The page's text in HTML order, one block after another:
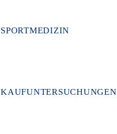
SPORTMEDIZIN
KAUFUNTERSUCHUNGEN